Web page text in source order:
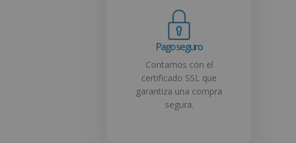
Pago seguro
Contamos con el
certificado SSL que
garantiza una compra
segura.